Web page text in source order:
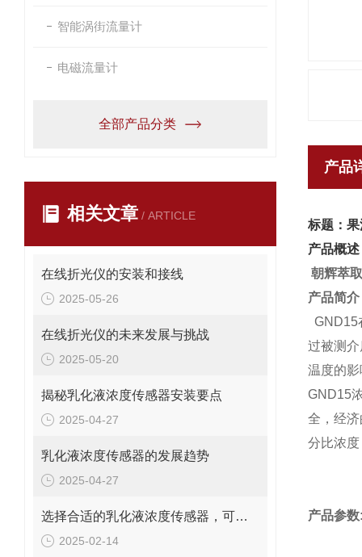
智能涡街流量计
电磁流量计
全部产品分类
相关文章 / ARTICLE
在线折光仪的安装和接线
2025-05-26
在线折光仪的未来发展与挑战
2025-05-20
揭秘乳化液浓度传感器安装要点
2025-04-27
乳化液浓度传感器的发展趋势
2025-04-27
选择合适的乳化液浓度传感器，可从以下几个方面进行考虑
2025-02-14
产品
标题：
产品概述
朝辉萃
产品简介
GND15
过被测
温度的
GND15
全，经
分比浓
产品参